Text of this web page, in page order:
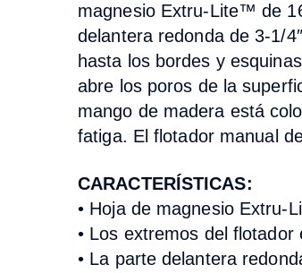
magnesio Extru-Lite™ de
delantera redonda de 3-1/
hasta los bordes y
abre los poros de la
mango de madera está
fatiga. El flotador manual
CARACTERÍSTICAS:
• Hoja de magnesio Extru-
• Los extremos del
• La parte delantera